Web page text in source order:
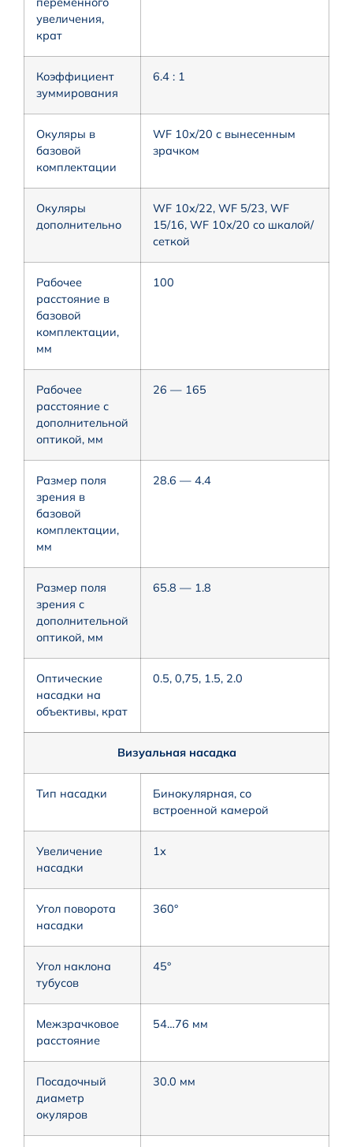
увеличения,
крат
Коэффициент
зуммирования
6.4 : 1
Окуляры в
базовой
комплектации
WF 10х/20 с вынесенным
зрачком
Окуляры
дополнительно
WF 10х/22, WF 5/23, WF
15/16, WF 10х/20 со шкалой/
сеткой
Рабочее
расстояние в
базовой
комплектации,
мм
100
Рабочее
расстояние с
дополнительной
оптикой, мм
26 — 165
Размер поля
зрения в
базовой
комплектации,
мм
28.6 — 4.4
Размер поля
зрения с
дополнительной
оптикой, мм
65.8 — 1.8
Оптические
насадки на
объективы, крат
0.5, 0,75, 1.5, 2.0
Визуальная насадка
Тип насадки
Бинокулярная, со
встроенной камерой
Увеличение
насадки
1х
Угол поворота
насадки
360°
Угол наклона
тубусов
45°
Межзрачковое
расстояние
54…76 мм
Посадочный
диаметр
окуляров
30.0 мм